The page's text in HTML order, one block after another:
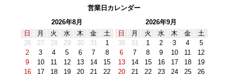
営業日カレンダー
2026年8月
日
月 火 水 木 金
土
26
27 28 29 30 31
1
2
3 4 5 6 7
8
9
10 11 12 13 14
15
16
17 18 19 20 21
22
2026年9月
日
月 火 水 木 金
土
30
31 1 2 3 4
5
6
7 8 9 10 11
12
13
14 15 16 17 18
19
20
21 22 23 24 25
26